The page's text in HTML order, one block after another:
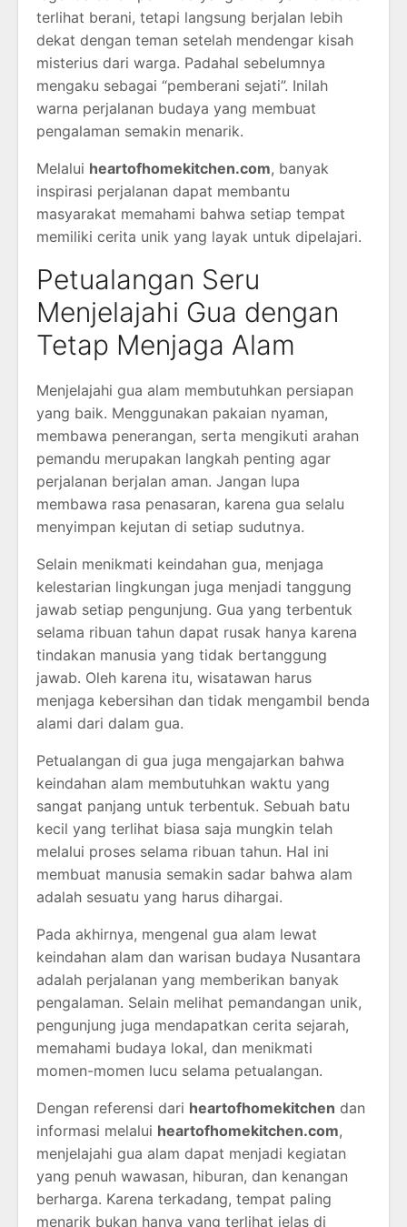
terlihat berani, tetapi langsung berjalan lebih
dekat dengan teman setelah mendengar kisah
misterius dari warga. Padahal sebelumnya
mengaku sebagai “pemberani sejati”. Inilah
warna perjalanan budaya yang membuat
pengalaman semakin menarik.
Melalui heartofhomekitchen.com, banyak
inspirasi perjalanan dapat membantu
masyarakat memahami bahwa setiap tempat
memiliki cerita unik yang layak untuk dipelajari.
Petualangan Seru
Menjelajahi Gua dengan
Tetap Menjaga Alam
Menjelajahi gua alam membutuhkan persiapan
yang baik. Menggunakan pakaian nyaman,
membawa penerangan, serta mengikuti arahan
pemandu merupakan langkah penting agar
perjalanan berjalan aman. Jangan lupa
membawa rasa penasaran, karena gua selalu
menyimpan kejutan di setiap sudutnya.
Selain menikmati keindahan gua, menjaga
kelestarian lingkungan juga menjadi tanggung
jawab setiap pengunjung. Gua yang terbentuk
selama ribuan tahun dapat rusak hanya karena
tindakan manusia yang tidak bertanggung
jawab. Oleh karena itu, wisatawan harus
menjaga kebersihan dan tidak mengambil benda
alami dari dalam gua.
Petualangan di gua juga mengajarkan bahwa
keindahan alam membutuhkan waktu yang
sangat panjang untuk terbentuk. Sebuah batu
kecil yang terlihat biasa saja mungkin telah
melalui proses selama ribuan tahun. Hal ini
membuat manusia semakin sadar bahwa alam
adalah sesuatu yang harus dihargai.
Pada akhirnya, mengenal gua alam lewat
keindahan alam dan warisan budaya Nusantara
adalah perjalanan yang memberikan banyak
pengalaman. Selain melihat pemandangan unik,
pengunjung juga mendapatkan cerita sejarah,
memahami budaya lokal, dan menikmati
momen-momen lucu selama petualangan.
Dengan referensi dari heartofhomekitchen dan
informasi melalui heartofhomekitchen.com,
menjelajahi gua alam dapat menjadi kegiatan
yang penuh wawasan, hiburan, dan kenangan
berharga. Karena terkadang, tempat paling
menarik bukan hanya yang terlihat jelas di